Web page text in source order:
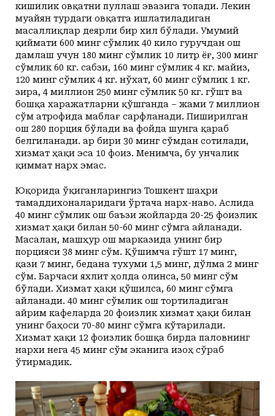
кишилик овқатни пуллаш эвазига топади. Лекин
муайян турдаги овқатга ишлатиладиган
масаллиқлар деярли бир хил бўлади. Умумий
қиймати 600 минг сўмлик 40 кило гуручдан ош
дамлаш учун 180 минг сўмлик 10 литр ёғ, 300 минг
сўмлик 60 кг. сабзи, 160 минг сўмлик 4 кг. майиз,
120 минг сўмлик 4 кг. нўхат, 60 минг сўмлик 1 кг.
зира, 4 миллион 250 минг сўмлик 50 кг. гўшт ва
бошқа харажатларни қўшганда – жами 7 миллион
сўм атрофида маблағ сарфланади. Пиширилган
ош 280 порция бўлади ва фойда шунга қараб
белгиланади. Ҳар бири 30 минг сўмдан сотилади,
хизмат ҳақи эса 10 фоиз. Менимча, бу унчалик
қиммат нарх эмас.
Юқорида ўқиганларингиз Тошкент шаҳри
тамаддихоналаридаги ўртача нарх-наво. Аслида
40 минг сўмлик ош баъзи жойларда 20-25 фоизлик
хизмат ҳақи билан 50-60 минг сўмга айланади.
Масалан, машҳур ош марказида унинг бир
порция­­си 38 минг сўм. Қўшимча гўшт 17 минг,
қази 7 минг, бедана тухуми 1,5 минг, дўлма 2 минг
сўм. Барчаси яхлит ҳолда олинса, 50 минг сўм
бўлади. Хизмат ҳақи қўшилса, 60 минг сўмга
айланади. 40 минг сўмлик ош тортиладиган
айрим кафеларда 20 фоизлик хизмат ҳақи билан
унинг баҳоси 70-80 минг сўмга кўтарилади.
Хизмат ҳақи 12 фоизлик бошқа бирда паловнинг
нархи нега 45 минг сўм эканига изоҳ сўраб
ўтирмадик.